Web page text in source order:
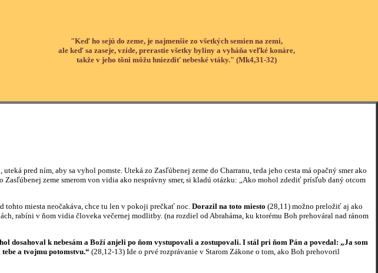
"Keď ho sejú do zeme, je najmenšie zo všetkých semien na zemi,
ale keď sa zaseje, vzíde, prerastie všetky byliny a vyháňa veľké konáre,
takže v jeho tôni môžu hniezdiť nebeské vtáky." (Mk4,31-32)
ním, aby sa vyhol pomste. Uteká zo Zasľúbenej zeme do Charranu, teda jeho cesta má opačný smer ako
zeme smerom von vidia ako nesprávny smer, si kladú otázku: „Ako mohol zdediť prísľub daný otcom
miesta neočakáva, chce tu len v pokoji prečkať noc. Dorazil na toto miesto (28,11) možno preložiť aj ako
rabíni v ňom vidia človeka večernej modlitby. (na rozdiel od Abraháma, ku ktorému Boh prehováral nad ránom
dosahoval k nebesám a Boží anjeli po ňom vystupovali a zostupovali. I stál pri ňom Pán a povedal: „Ja som
a tvojmu potomstvu.“ (28,12-13) Ide o prvé rozprávanie v Starom Zákone o tom, ako Boh prehovoril